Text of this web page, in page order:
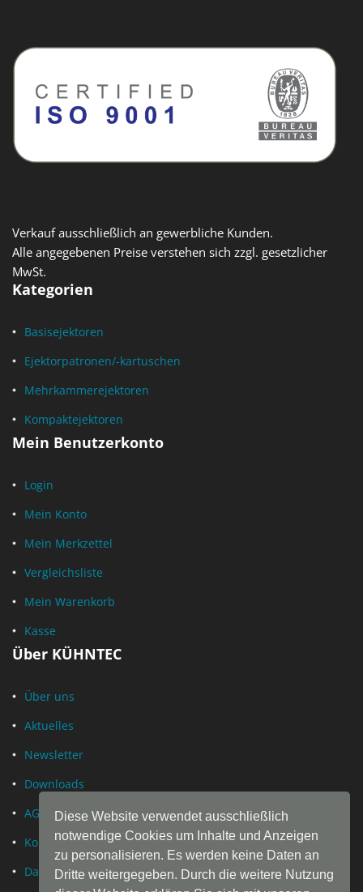
Diese Website verwendet ausschließlich
notwendige Cookies um Inhalte und Anzeigen
zu personalisieren. Es werden keine Daten an
Dritte weitergegeben. Durch die weitere Nutzung
Verkauf ausschließlich an gewerbliche Kunden.
Alle angegebenen Preise verstehen sich zzgl. gesetzlicher
MwSt.
Kategorien
Basisejektoren
Ejektorpatronen/-kartuschen
Mehrkammerejektoren
Kompaktejektoren
Mein Benutzerkonto
Login
Mein Konto
Mein Merkzettel
Vergleichsliste
Mein Warenkorb
Kasse
Über KÜHNTEC
Über uns
Aktuelles
Newsletter
Downloads
AGB
Kontakt
Datenschutz